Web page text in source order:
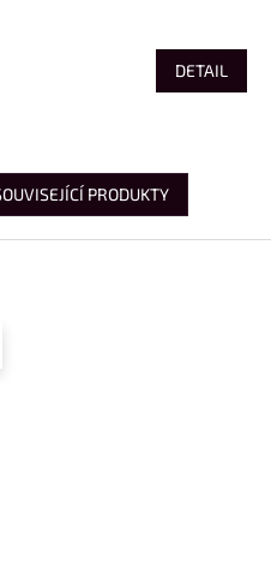
DETAIL
PRODUKTY